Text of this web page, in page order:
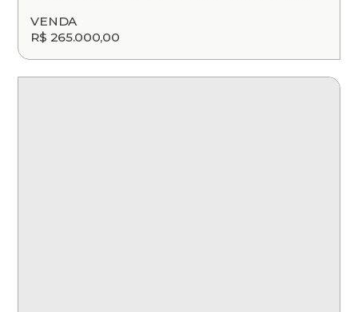
VENDA
R$ 265.000,00